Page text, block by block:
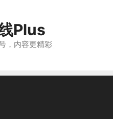
Plus
，内容更精彩